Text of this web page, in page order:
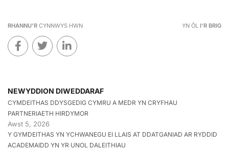
RHANNU'R CYNNWYS HWN YN ÔL I'R BRIG
NEWYDDION DIWEDDARAF
CYMDEITHAS DDYSGEDIG CYMRU A MEDR YN CRYFHAU
PARTNERIAETH HIRDYMOR
Awst 5, 2026
Y GYMDEITHAS YN YCHWANEGU EI LLAIS AT DDATGANIAD AR RYDDID
ACADEMAIDD YN YR UNOL DALEITHIAU